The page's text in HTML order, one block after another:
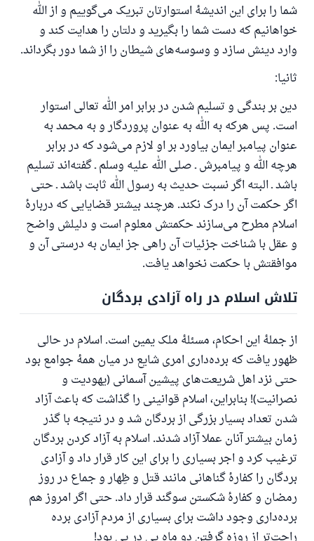
شما را برای این اندیشهٔ استوارتان تبریک می‌گوییم و از الله
خواهانیم که دست شما را بگیرید و دلتان را هدایت کند و
وارد دینش سازد و وسوسه‌های شیطان را از شما دور بگرداند.
ثانیا:
دین بر بندگی و تسلیم شدن در برابر امر الله تعالی استوار
است. پس هرکه به الله به عنوان پروردگار و به محمد به
عنوان پیامبر ایمان بیاورد بر او لازم می‌شود که در برابر
هرچه الله و پیامبرش ـ صلی الله علیه وسلم ـ گفته‌اند تسلیم
باشد ـ البته اگر نسبت حدیث به رسول الله ثابت باشد ـ حتی
اگر حکمت آن را درک نکند. هرچند بیشتر قضایایی که دربارهٔ
اسلام مطرح می‌سازند حکمتش معلوم است و دلیلش واضح
و عقل با شناخت جزئیات آن راهی جز ایمان به درستی آن و
موافقتش با حکمت نخواهد یافت.
تلاش اسلام در راه آزادی بردگان
از جملهٔ این احکام، مسئلهٔ ملک یمین است. اسلام در حالی
ظهور یافت که برده‌داری امری شایع در میان همهٔ جوامع بود
حتی نزد اهل شریعت‌های پیشین آسمانی (یهودیت و
نصرانیت)! بنابراین، اسلام قوانینی را گذاشت که باعث آزاد
شدن تعداد بسیار بزرگی از بردگان شد و در نتیجه با گذر
زمان بیشتر آنان عملا آزاد شدند. اسلام به آزاد کردن بردگان
ترغیب کرد و اجر بسیاری را برای این کار قرار داد و آزادی
بردگان را کفارهٔ گناهانی مانند قتل و ظِهار و جماع در روز
رمضان و کفارهٔ شکستن سوگند قرار داد. حتی اگر امروز هم
برده‌داری وجود داشت برای بسیاری از مردم آزادی برده